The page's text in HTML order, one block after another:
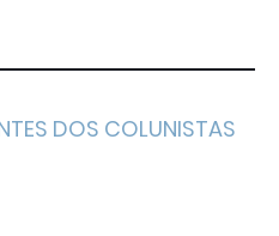
DOS COLUNISTAS